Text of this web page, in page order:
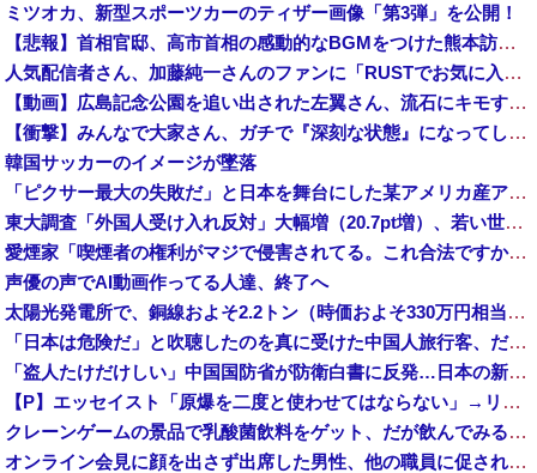
ミツオカ、新型スポーツカーのティザー画像「第3弾」を公開！
【悲報】首相官邸、高市首相の感動的なBGMをつけた熊本訪問の感動ムービーを投稿
人気配信者さん、加藤純一さんのファンに「RUSTでお気に入りの配信者が負けて嫌だよな？空気読めってなるよな？その結果がVCR。お前らVCR向いて...
【動画】広島記念公園を追い出された左翼さん、流石にキモすぎて炎上
【衝撃】みんなで大家さん、ガチで『深刻な状態』になってしまう・・・・
韓国サッカーのイメージが墜落
「ピクサー最大の失敗だ」と日本を舞台にした某アメリカ産アニメが話題に、日本と韓国の両方に失礼すぎるわ……
東大調査「外国人受け入れ反対」大幅増（20.7pt増）、若い世代で増加幅大
愛煙家「喫煙者の権利がマジで侵害されてる。これ合法ですから。いくら税金を我々が払ってるんだと。副流煙もクソもあるのかな」
声優の声でAI動画作ってる人達、終了へ
太陽光発電所で、銅線およそ2.2トン（時価およそ330万円相当）盗んだなど、ベトナム国籍（無職）２人逮捕、盗まれた銅線の半分はすでに売却 富山で...
「日本は危険だ」と吹聴したのを真に受けた中国人旅行客、だが代替旅行先が日本ほど安全ではなかった結果……
「盗人たけだけしい」中国国防省が防衛白書に反発…日本の新型軍国主義と批判！
【P】エッセイスト「原爆を二度と使わせてはならない」→リプ「もちろん中国の核も非難する？」→即ブロック
クレーンゲームの景品で乳酸菌飲料をゲット、だが飲んでみると妙に酸っぱくて体調が悪化してしまい……
オンライン会見に顔を出さず出席した男性、他の職員に促され顔を出してみた結果ｗｗｗｗｗ